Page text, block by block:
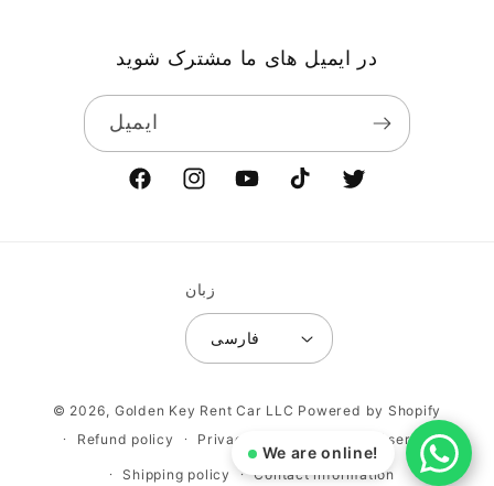
We are online!
در ایمیل های ما مشترک شوید
ایمیل
فیسبوکاینستاگرامیوتیوب
تیک
توییتر
زبان
فارسی
پرداخت
© 2026, Golden Key Rent Car LLC Powered by Shopify
Refund policy
Privacy policy Terms of service
Shipping policy Contact information